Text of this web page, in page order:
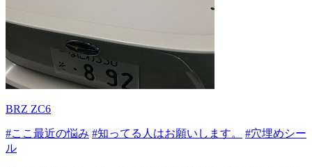
BRZ ZC6
#ここ最近の悩み #知ってる人はお願いします。
#穴埋めシー
ル